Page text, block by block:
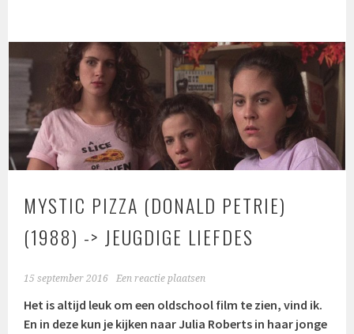
MYSTIC PIZZA (DONALD PETRIE)
(1988) -> JEUGDIGE LIEFDES
15 september 2016 Een reactie plaatsen
Het is altijd leuk om een oldschool film te zien, vind ik.
En in deze kun je kijken naar Julia Roberts in haar jonge